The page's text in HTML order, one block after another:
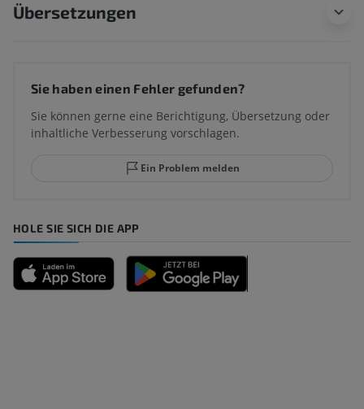
Übersetzungen
Sie haben einen Fehler gefunden?
Sie können gerne eine Berichtigung, Übersetzung oder
inhaltliche Verbesserung vorschlagen.
Ein Problem melden
HOLE SIE SICH DIE APP